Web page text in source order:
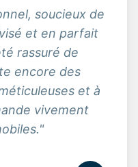
soucieux de
et en parfait
rassuré de
encore des
et à
vivement
"